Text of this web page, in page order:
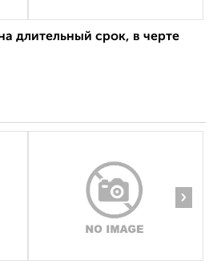
длительный срок, в черте
›